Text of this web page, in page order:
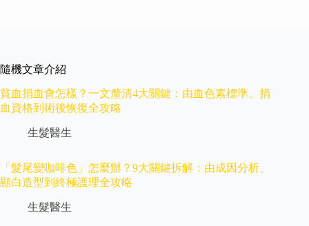
隨機文章介紹
貧血捐血會怎樣？一文釐清4大關鍵：由血色素標準、捐
血資格到術後恢復全攻略
生髮醫生
「髮尾變咖啡色」怎麼辦？9大關鍵拆解：由成因分析、
顯白造型到終極護理全攻略
生髮醫生